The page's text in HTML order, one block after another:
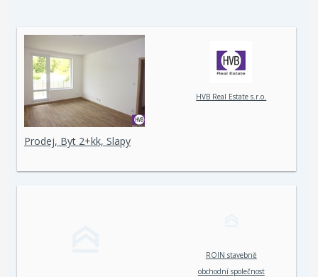
HVB Real Estate s.r.o.
Prodej, Byt 2+kk, Slapy
ROIN stavebně
obchodní společnost